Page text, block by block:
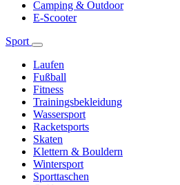
Camping & Outdoor
E-Scooter
Sport
Laufen
Fußball
Fitness
Trainingsbekleidung
Wassersport
Racketsports
Skaten
Klettern & Bouldern
Wintersport
Sporttaschen